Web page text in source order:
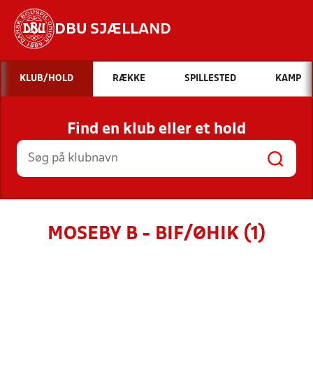
DBU SJÆLLAND
Hvad vil du søge efter?
INDHOLD OG NYHEDER
STILLINGER, RESULTATER, KLUBBER OG
HOLD
KLUB/HOLD RÆKKE SPILLESTED KAMP
Find en klub eller et hold
MOSEBY B - BIF/ØHIK (1)